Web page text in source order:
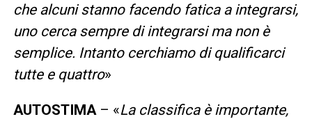
che alcuni stanno facendo fatica a integrarsi,
uno cerca sempre di integrarsi ma non è
semplice. Intanto cerchiamo di qualificarci
tutte e quattro»
AUTOSTIMA– «La classifica è importante,